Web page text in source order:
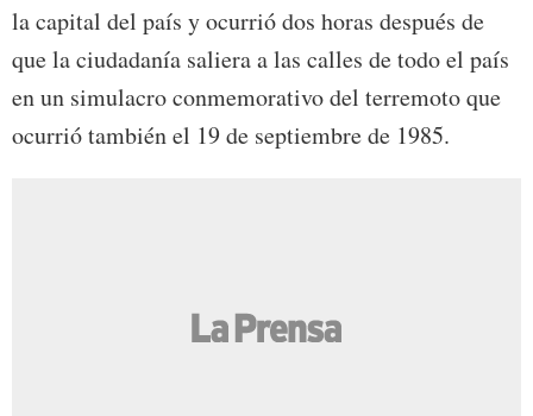
la capital del país y ocurrió dos horas después de
que la ciudadanía saliera a las calles de todo el país
en un simulacro conmemorativo del terremoto que
ocurrió también el 19 de septiembre de 1985.